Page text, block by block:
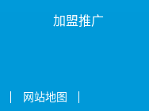
加盟推广
网站地图